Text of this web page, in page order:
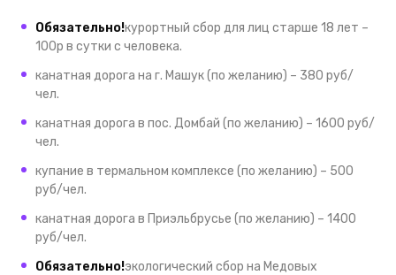
Обязательно!курортный сбор для лиц старше 18 лет –
100р в сутки с человека.
канатная дорога на г. Машук (по желанию) – 380 руб/
чел.
канатная дорога в пос. Домбай (по желанию) – 1600 руб/
чел.
купание в термальном комплексе (по желанию) – 500
руб/чел.
канатная дорога в Приэльбрусье (по желанию) – 1400
руб/чел.
Обязательно!экологический сбор на Медовых